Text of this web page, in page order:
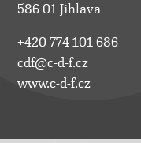
586 01 Jihlava
+420 774 101 686
cdf@c-d-f.cz
www.c-d-f.cz